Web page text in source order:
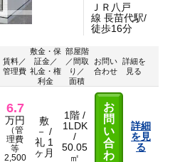
ＪＲ八戸
線 長苗代駅/
徒歩16分
賃料／
管理費
敷金・保
証金／
礼金・権
利金
部屋階
／間取
り／
面積
お問い
合わせ
詳細を
見る
6.7
万円
（管
理費
等
2,500
敷
－ /
礼 1
ヶ月
1階 /
1LDK
/
50.05
㎡
お
問
い
合
わ
詳細
を見
る